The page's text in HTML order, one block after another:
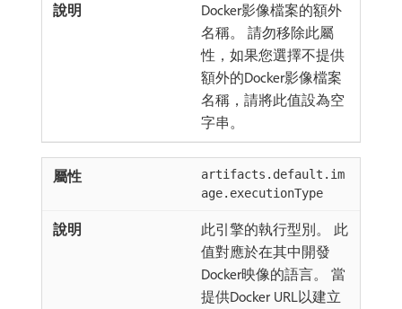
Docker影像檔案的額外
名稱。 請勿移除此屬
性，如果您選擇不提供
額外的Docker影像檔案
名稱，請將此值設為空
字串。
artifacts.default.im
age.executionType
此引擎的執行型別。 此
值對應於在其中開發
Docker映像的語言。 當
提供Docker URL以建立